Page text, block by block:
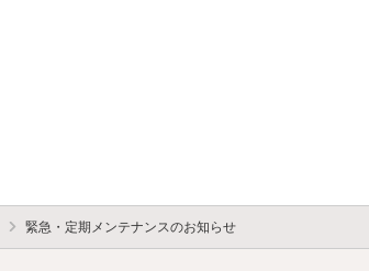
緊急・定期メンテナンスのお知らせ